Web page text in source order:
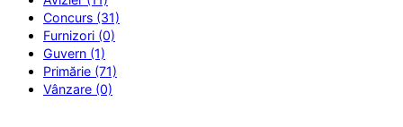
Concurs (31)
Furnizori (0)
Guvern (1)
Primărie (71)
Vânzare (0)